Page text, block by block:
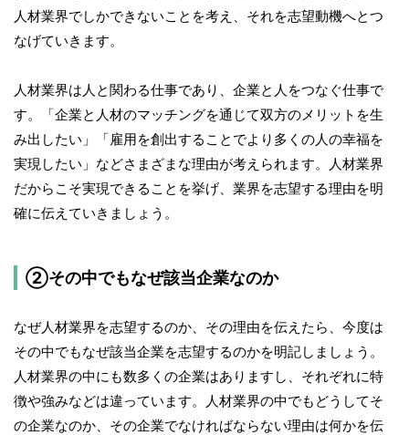
人材業界でしかできないことを考え、それを志望動機へとつ
なげていきます。
人材業界は人と関わる仕事であり、企業と人をつなぐ仕事で
す。「企業と人材のマッチングを通じて双方のメリットを生
み出したい」「雇用を創出することでより多くの人の幸福を
実現したい」などさまざまな理由が考えられます。人材業界
だからこそ実現できることを挙げ、業界を志望する理由を明
確に伝えていきましょう。
②その中でもなぜ該当企業なのか
なぜ人材業界を志望するのか、その理由を伝えたら、今度は
その中でもなぜ該当企業を志望するのかを明記しましょう。
人材業界の中にも数多くの企業はありますし、それぞれに特
徴や強みなどは違っています。人材業界の中でもどうしてそ
の企業なのか、その企業でなければならない理由は何かを伝